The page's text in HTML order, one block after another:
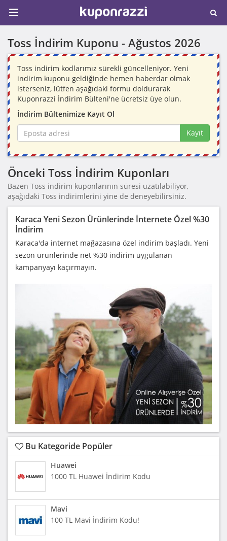
Toss İndirim Kuponu - Ağustos 2026
Toss indirim kodlarımız sürekli güncelleniyor. Yeni
indirim kuponu geldiğinde hemen haberdar olmak
isterseniz, lütfen aşağıdaki formu doldurarak
Kuponrazzi İndirim Bülteni'ne ücretsiz üye olun.
İndirim Bültenimize Kayıt Ol
Kayıt
Önceki Toss İndirim Kuponları
Bazen Toss indirim kuponlarının süresi uzatılabiliyor,
aşağıdaki Toss indirimlerini yine de deneyebilirsiniz.
Karaca Yeni Sezon Ürünlerinde İnternete Özel %30
İndirim
Karaca'da internet mağazasına özel indirim başladı. Yeni
sezon ürünlerinde net %30 indirim uygulanan
kampanyayı kaçırmayın.
Bu Kategoride Popüler
Huawei
1000 TL Huawei İndirim Kodu
Mavi
100 TL Mavi İndirim Kodu!